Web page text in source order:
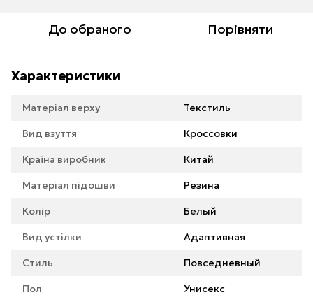
До обраного Порівняти
Характеристики
Матеріал верху Текстиль
Вид взуття Кроссовки
Країна виробник Китай
Матеріал підошви Резина
Колір Белый
Вид устілки Адаптивная
Стиль Повседневный
Пол Унисекс